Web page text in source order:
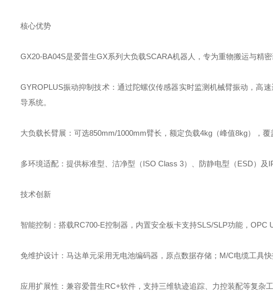
核心优势‌
GX20-BA04S是爱普生GX系列大负载SCARA机器人，专为重物搬运与精
GYROPLUS振动抑制技术‌：通过陀螺仪传感器实时监测机械臂振动，高
导系统。
大负载长臂展‌：可选850mm/1000mm臂长，额定负载4kg（峰值8kg），
多环境适配‌：提供标准型、洁净型（ISO Class 3）、防静电型（ESD）及
技术创新‌
智能控制‌：搭载RC700-E控制器，内置安全板卡支持SLS/SLP功能，OPC
免维护设计‌：马达单元采用无电池编码器，原点数据存储；M/C电缆工具快
应用扩展性‌：兼容爱普生RC+软件，支持三维轨迹追踪、力控装配等复杂